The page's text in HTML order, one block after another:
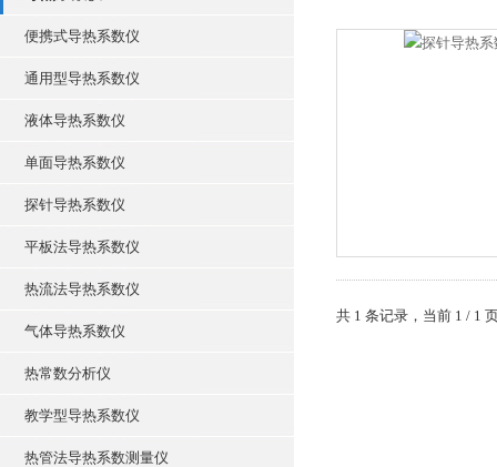
便携式导热系数仪
通用型导热系数仪
液体导热系数仪
单面导热系数仪
探针导热系数仪
平板法导热系数仪
热流法导热系数仪
气体导热系数仪
热常数分析仪
教学型导热系数仪
热管法导热系数测量仪
共 1 条记录，当前 1 / 1